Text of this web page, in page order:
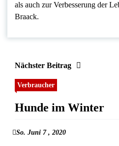
als auch zur Verbesserung der
Braack.
Nächster Beitrag
Verbraucher
Hunde im Winter
So. Juni 7 , 2020